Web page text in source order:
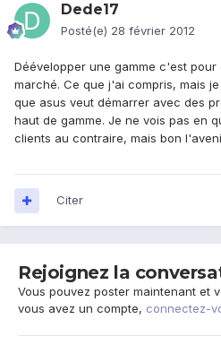
Dede17
Posté(e) 28 février 2012
Déévelopper une gamme c'est
marché. Ce que j'ai compris, mais
que asus veut démarrer avec des
haut de gamme. Je ne vois pas en
clients au contraire, mais bon
Citer
Rejoignez la
Vous pouvez poster maintenant et
vous avez un compte, connectez-